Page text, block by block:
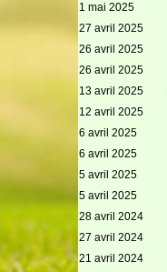
1 mai 2025
27 avril 2025
26 avril 2025
26 avril 2025
13 avril 2025
12 avril 2025
6 avril 2025
6 avril 2025
5 avril 2025
5 avril 2025
28 avril 2024
27 avril 2024
21 avril 2024